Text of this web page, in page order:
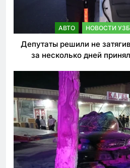
АВТО НОВОСТИ
Депутаты решили не
за несколько дней